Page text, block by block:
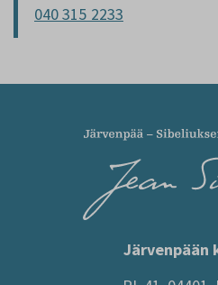
040 315 2233
Järvenpään